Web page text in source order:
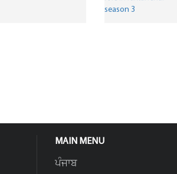
MAIN MENU
ਪੰਜਾਬ